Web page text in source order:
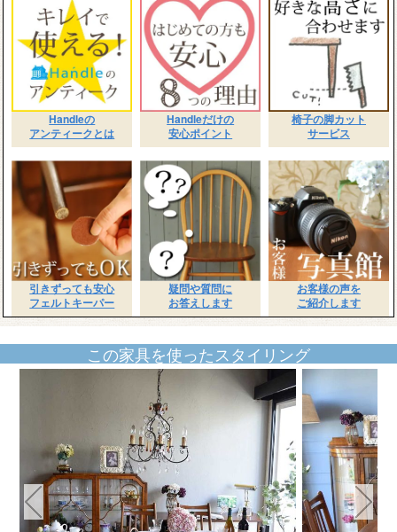
Handleの
アンティークとは
Handleだけの
安心ポイント
椅子の脚カット
サービス
引きずっても安心
フェルトキーパー
疑問や質問に
お答えします
お客様の声を
ご紹介します
この家具を使ったスタイリング